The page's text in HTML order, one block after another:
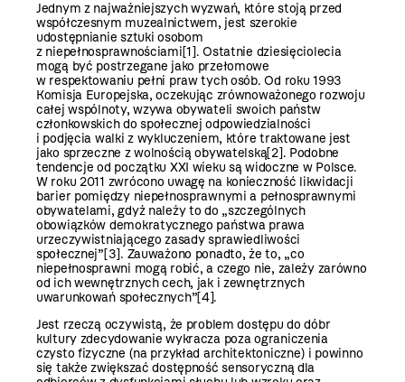
Jednym z najważniejszych wyzwań, które stoją przed
współczesnym muzealnictwem, jest szerokie
udostępnianie sztuki osobom
z niepełnosprawnościami[1]. Ostatnie dziesięciolecia
mogą być postrzegane jako przełomowe
w respektowaniu pełni praw tych osób. Od roku 1993
Komisja Europejska, oczekując zrównoważonego rozwoju
całej wspólnoty, wzywa obywateli swoich państw
członkowskich do społecznej odpowiedzialności
i podjęcia walki z wykluczeniem, które traktowane jest
jako sprzeczne z wolnością obywatelską[2]. Podobne
tendencje od początku XXI wieku są widoczne w Polsce.
W roku 2011 zwrócono uwagę na konieczność likwidacji
barier pomiędzy niepełnosprawnymi a pełnosprawnymi
obywatelami, gdyż należy to do „szczególnych
obowiązków demokratycznego państwa prawa
urzeczywistniającego zasady sprawiedliwości
społecznej”[3]. Zauważono ponadto, że to, „co
niepełnosprawni mogą robić, a czego nie, zależy zarówno
od ich wewnętrznych cech, jak i zewnętrznych
uwarunkowań społecznych”[4].
Jest rzeczą oczywistą, że problem dostępu do dóbr
kultury zdecydowanie wykracza poza ograniczenia
czysto fizyczne (na przykład architektoniczne) i powinno
się także zwiększać dostępność sensoryczną dla